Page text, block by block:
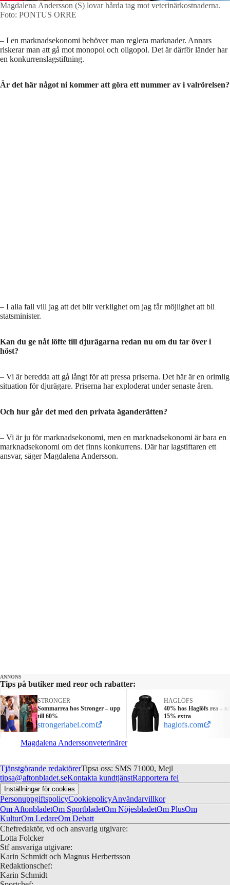
Magdalena Andersson (S) lovar hårda tag mot veterinärkostnaderna.
Foto: PONTUS ORRE
– I en marknadsekonomi behöver man reglera marknader. Annars
riskerar man att gå mot monopol och oligopol. Det är därför länder har
en konkurrenslagstiftning.
Är det här något ni kommer att göra ett nummer av i valrörelsen?
– I alla fall vill jag att det blir verklighet om jag får möjlighet att bli
statsminister.
Kan du ge nåt löfte till djurägarna redan nu om du tar över i
höst?
– Vi är beredda att gå långt för att pressa priserna. Det här är en orimlig
situation för djurägare. Priserna har exploderat under senaste åren.
Och hur går det med den privata äganderätten?
–⁠ Vi är ju för marknadsekonomi, men en marknadsekonomi är bara en
marknadsekonomi om det finns konkurrens. Där har lagstiftaren ett
ansvar, säger Magdalena Andersson.
ANNONS
Tips på butiker med reor och rabatter:
STRONGER
Sommarrea hos Stronger – upp
till 60%
strongerlabel.com
HAGLÖFS
40% hos Haglöfs rea –
15% extra
haglofs.com
Magdalena Anderssonveterinärer
Tjänstgörande redaktörerTipsa oss: SMS 71000, Mejl
tipsa@aftonbladet.seKontakta kundtjänstRapportera fel
Inställningar för cookies
PersonuppgiftspolicyCookiepolicyAnvändarvillkor
Om AftonbladetOm SportbladetOm NöjesbladetOm PlusOm
KulturOm LedareOm Debatt
Chefredaktör, vd och ansvarig utgivare:
Lotta Folcker
Stf ansvariga utgivare:
Karin Schmidt och Magnus Herbertsson
Redaktionschef:
Karin Schmidt